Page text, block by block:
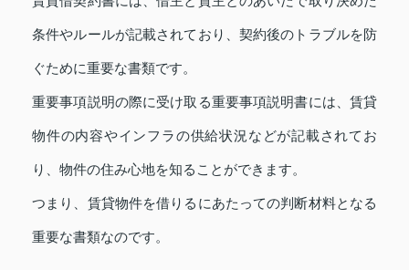
条件やルールが記載されており、契約後のトラブルを防
ぐために重要な書類です。
重要事項説明の際に受け取る重要事項説明書には、賃貸
物件の内容やインフラの供給状況などが記載されてお
り、物件の住み心地を知ることができます。
つまり、賃貸物件を借りるにあたっての判断材料となる
重要な書類なのです。